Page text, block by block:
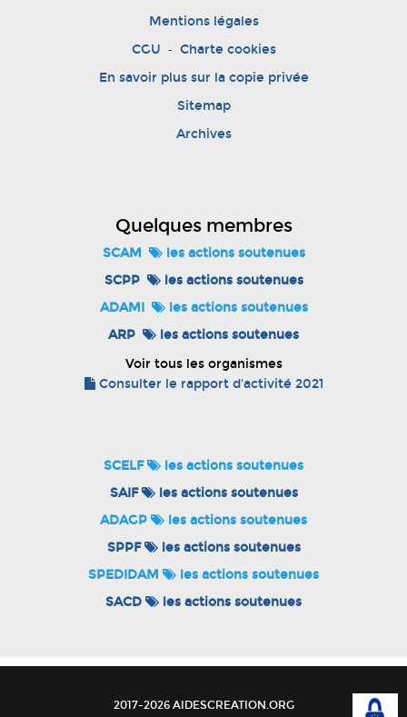
Mentions légales
CGU - Charte cookies
En savoir plus sur la copie privée
Sitemap
Archives
Quelques membres
SCAM
les actions soutenues
SCPP
les actions soutenues
ADAMI
les actions soutenues
ARP
les actions soutenues
Voir tous les organismes
Consulter le rapport d'activité 2021
SCELF
les actions soutenues
SAIF
les actions soutenues
ADAGP
les actions soutenues
SPPF
les actions soutenues
SPEDIDAM
les actions soutenues
SACD
les actions soutenues
2017-2026 AIDESCREATION.ORG